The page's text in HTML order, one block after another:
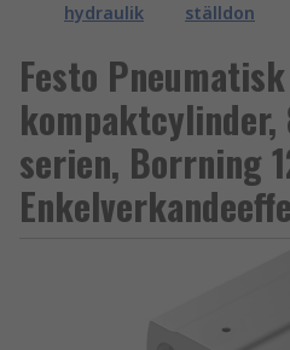
hydraulik
ställdon
Festo Pneumatisk
kompaktcylinder,
serien, Borrning